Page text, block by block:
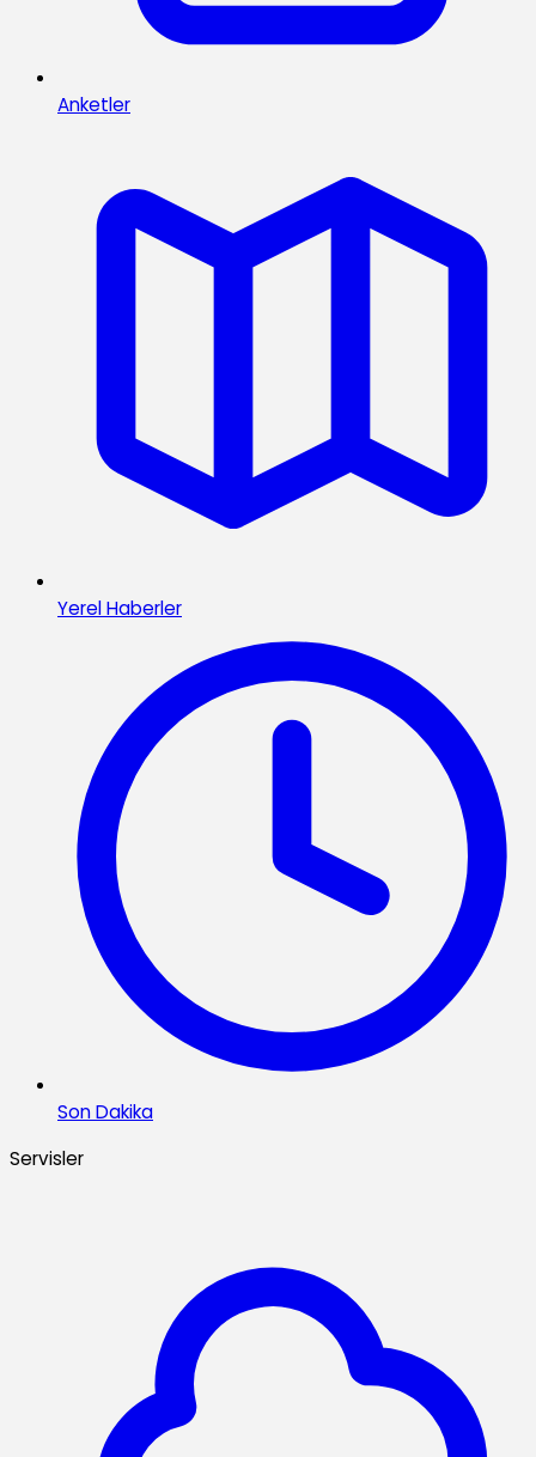
Anketler
Yerel Haberler
Son Dakika
Servisler